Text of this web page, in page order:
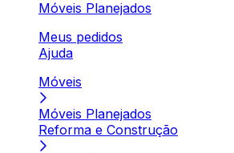
Móveis Planejados
Meus pedidos
Ajuda
Móveis
Móveis Planejados
Reforma e Construção